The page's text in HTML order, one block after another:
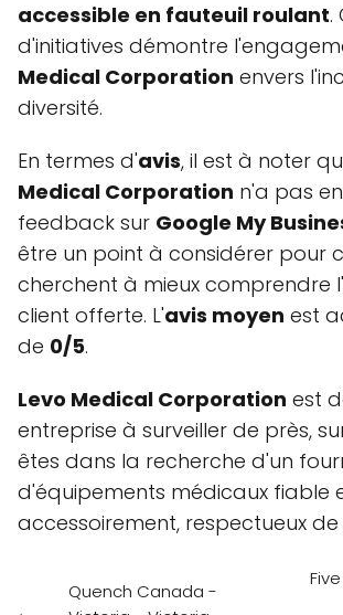
accessible en fauteuil roulant.
d'initiatives démontre
Medical Corporation envers
diversité.
En termes d'avis, il est à noter
Medical Corporation n'a pas
feedback sur Google My
être un point à considérer pour
cherchent à mieux comprendre
client offerte. L'avis moyen est
de 0/5.
Levo Medical Corporation est
entreprise à surveiller de près,
êtes dans la recherche d'un
d'équipements médicaux fiable
accessoirement, respectueux de
Quench Canada -